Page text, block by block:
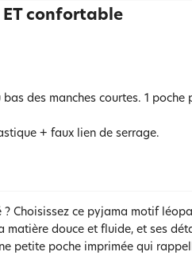
confortable
des manches courtes. 1 poche
+ faux lien de serrage.
Choisissez ce pyjama motif
matière douce et fluide, et ses
petite poche imprimée qui